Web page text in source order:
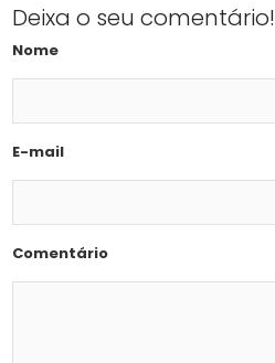
Deixa o seu comentário!
Nome
E-mail
Comentário